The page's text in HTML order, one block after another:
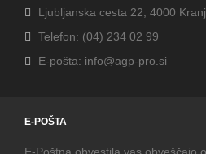
Ljubljanska cesta 22, 4000 Kranj
Telefon: (04) 234 02 99
E-pošta: info@agp-pro.si
E-POŠTA